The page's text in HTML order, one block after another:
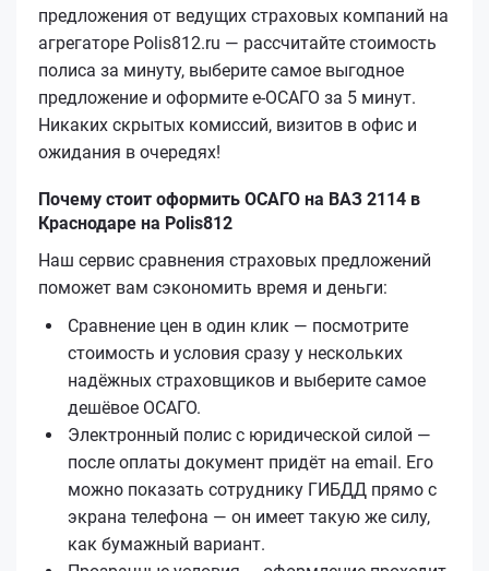
предложения от ведущих страховых компаний на
агрегаторе Polis812.ru — рассчитайте стоимость
полиса за минуту, выберите самое выгодное
предложение и оформите е‑ОСАГО за 5 минут.
Никаких скрытых комиссий, визитов в офис и
ожидания в очередях!
Почему стоит оформить ОСАГО на ВАЗ 2114 в
Краснодаре на Polis812
Наш сервис сравнения страховых предложений
поможет вам сэкономить время и деньги:
Сравнение цен в один клик — посмотрите
стоимость и условия сразу у нескольких
надёжных страховщиков и выберите самое
дешёвое ОСАГО.
Электронный полис с юридической силой —
после оплаты документ придёт на email. Его
можно показать сотруднику ГИБДД прямо с
экрана телефона — он имеет такую же силу,
как бумажный вариант.